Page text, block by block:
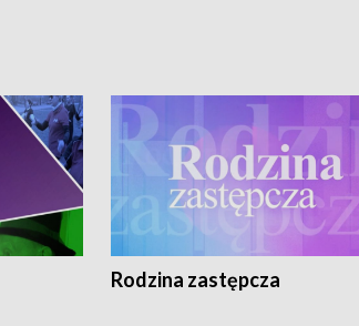
Rodzina zastępcza